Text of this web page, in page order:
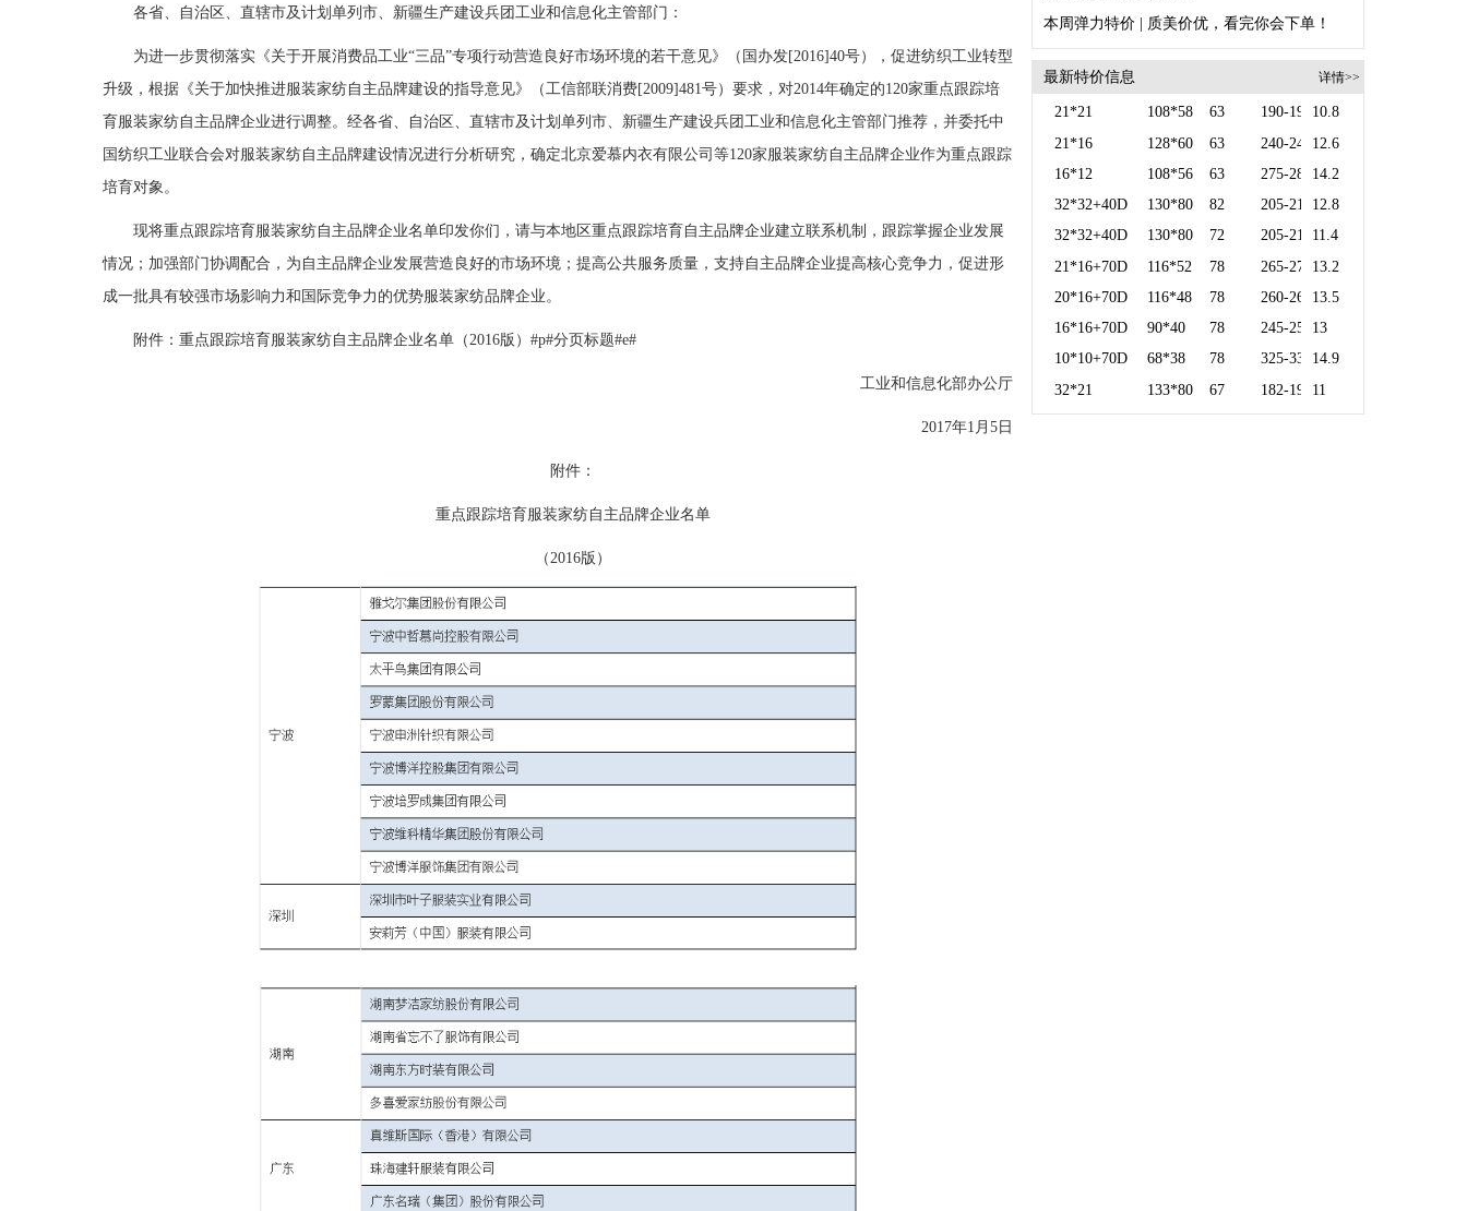
各省、自治区、直辖市及计划单列市、新疆生产建设兵团工业和信息化主管部门：
为进一步贯彻落实《关于开展消费品工业“三品”专项行动营造良好市场环境的若干意见》（国办发[2016]40号），促进纺织工业转型
升级，根据《关于加快推进服装家纺自主品牌建设的指导意见》（工信部联消费[2009]481号）要求，对2014年确定的120家重点跟踪培
育服装家纺自主品牌企业进行调整。经各省、自治区、直辖市及计划单列市、新疆生产建设兵团工业和信息化主管部门推荐，并委托中
国纺织工业联合会对服装家纺自主品牌建设情况进行分析研究，确定北京爱慕内衣有限公司等120家服装家纺自主品牌企业作为重点跟踪
培育对象。
现将重点跟踪培育服装家纺自主品牌企业名单印发你们，请与本地区重点跟踪培育自主品牌企业建立联系机制，跟踪掌握企业发展
情况；加强部门协调配合，为自主品牌企业发展营造良好的市场环境；提高公共服务质量，支持自主品牌企业提高核心竞争力，促进形
成一批具有较强市场影响力和国际竞争力的优势服装家纺品牌企业。
附件：重点跟踪培育服装家纺自主品牌企业名单（2016版）#p#分页标题#e#
工业和信息化部办公厅
2017年1月5日
附件：
重点跟踪培育服装家纺自主品牌企业名单
（2016版）
本周弹力特价 | 质美价优，看完你会下单！
最新特价信息 详情>>
21*21 108*58 63 190-195 10.8
21*16
128*60 63 240-245 12.6
16*12
108*56 63 275-280 14.2
32*32+40D
130*80 82 205-210 12.8
32*32+40D
130*80 72 205-210 11.4
21*16+70D
116*52 78 265-270 13.2
20*16+70D
116*48 78 260-265 13.5
16*16+70D
90*40 78 245-250 13
10*10+70D
68*38 78 325-330 14.9
32*21
133*80 67 182-190 11